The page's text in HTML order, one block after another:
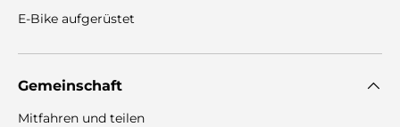
E-Bike aufgerüstet
Gemeinschaft
Mitfahren und teilen